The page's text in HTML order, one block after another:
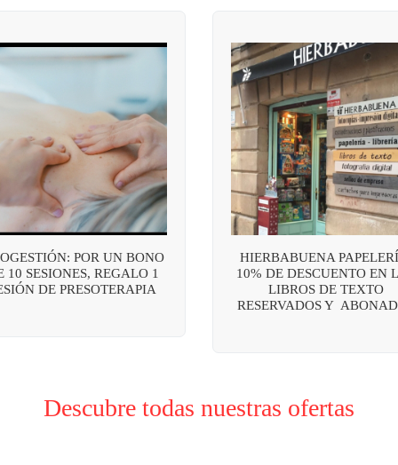
POR UN BONO
10 SESIONES, REGALO 1
DE PRESOTERAPIA
HIERBABUENA
10% DE DESCUENTO EN
LIBROS DE TEXTO
RESERVADOS Y
Descubre todas nuestras ofertas